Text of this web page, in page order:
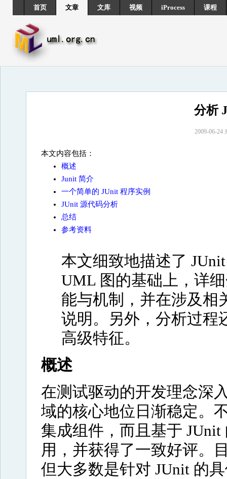
首页 文章 文库 视频 iProcess 课程
分析
2009-06-24
本文内容包括：
概述
Junit 简介
一个简单的 JUnit 程序实例
JUnit 源代码分析
总结
参考资料
本文细致地描述了
UML 图的基础上，详
能与机制，并在涉及相
说明。另外，分析过程
高级特征。
概述
在测试驱动的开发理念深
域的核心地位日渐稳定。
集成组件，而且基于
用，并获得了一致好评。
但大多数是针对 JUnit 的